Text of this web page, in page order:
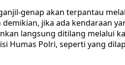
genap akan terpantau
jika ada kendaraan
langsung ditilang melalui
Humas Polri, seperti yang